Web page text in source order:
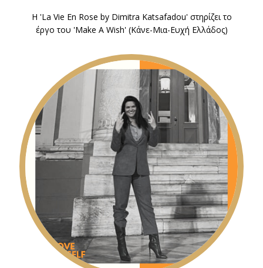
H 'La Vie En Rose by Dimitra Katsafadou' στηρίζει το
έργο του 'Make A Wish' (Κάνε-Μια-Ευχή Ελλάδος)